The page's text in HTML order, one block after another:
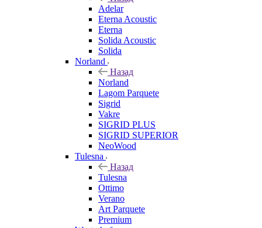
Adelar
Eterna Acoustic
Eterna
Solida Acoustic
Solida
Norland
Назад
Norland
Lagom Parquete
Sigrid
Vakre
SIGRID PLUS
SIGRID SUPERIOR
NeoWood
Tulesna
Назад
Tulesna
Ottimo
Verano
Art Parquete
Premium